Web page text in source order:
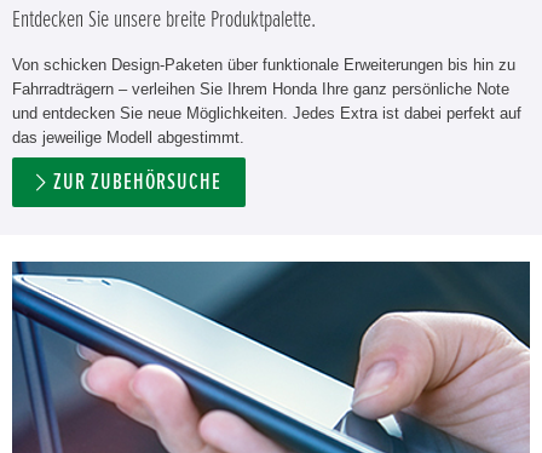
Entdecken Sie unsere breite Produktpalette.
Von schicken Design-Paketen über funktionale Erweiterungen bis hin zu
Fahrradträgern – verleihen Sie Ihrem Honda Ihre ganz persönliche Note
und entdecken Sie neue Möglichkeiten. Jedes Extra ist dabei perfekt auf
das jeweilige Modell abgestimmt.
ZUR ZUBEHÖRSUCHE